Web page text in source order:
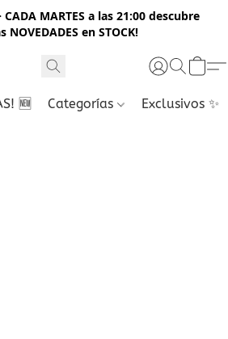
CADA MARTES a las 21:00 descubre
NOVEDADES en STOCK!
🆕 Categorías Exclusivos ✨